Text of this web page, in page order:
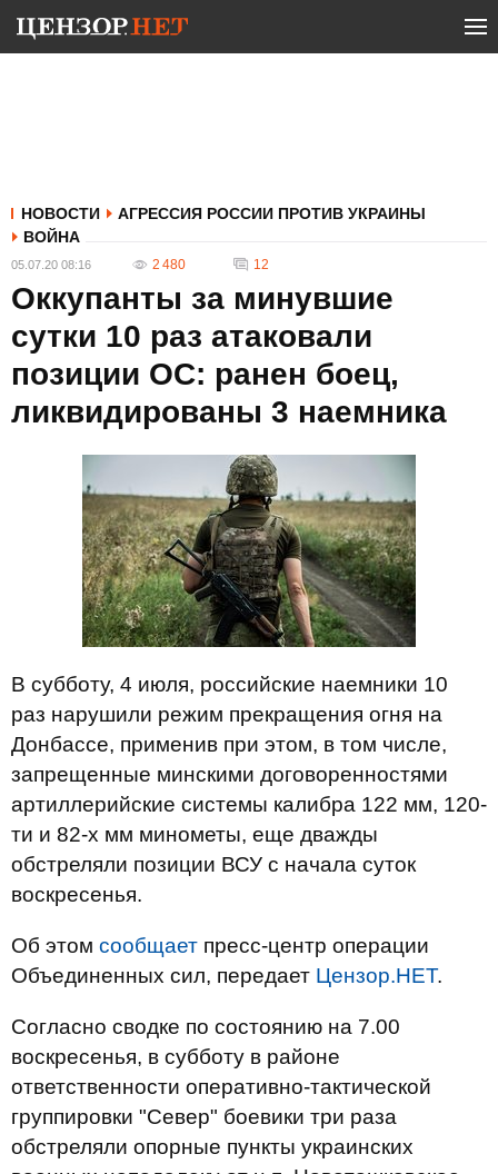
НОВОСТИ
АГРЕССИЯ РОССИИ ПРОТИВ УКРАИНЫ
ВОЙНА
05.07.20 08:16 2 480 12
Оккупанты за минувшие
сутки 10 раз атаковали
позиции ОС: ранен боец,
ликвидированы 3 наемника
В субботу, 4 июля, российские наемники 10
раз нарушили режим прекращения огня на
Донбассе, применив при этом, в том числе,
запрещенные минскими договоренностями
артиллерийские системы калибра 122 мм, 120-
ти и 82-х мм минометы, еще дважды
обстреляли позиции ВСУ с начала суток
воскресенья.
Об этом сообщает пресс-центр операции
Объединенных сил, передает Цензор.НЕТ.
Согласно сводке по состоянию на 7.00
воскресенья, в субботу в районе
ответственности оперативно-тактической
группировки "Север" боевики три раза
обстреляли опорные пункты украинских